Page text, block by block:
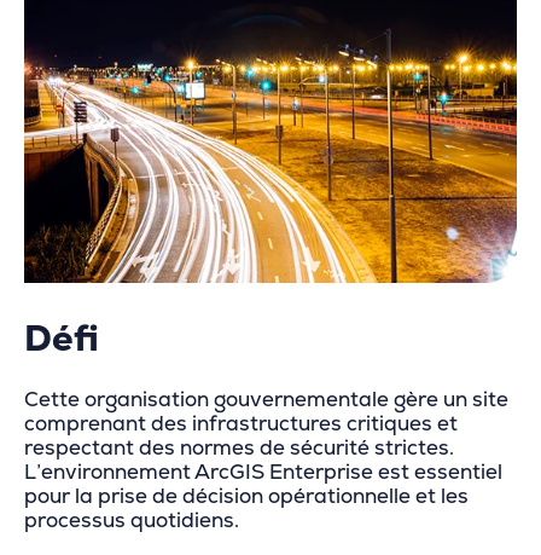
Défi
Cette organisation gouvernementale gère un site
comprenant des infrastructures critiques et
respectant des normes de sécurité strictes.
L’environnement ArcGIS Enterprise est essentiel
pour la prise de décision opérationnelle et les
processus quotidiens.